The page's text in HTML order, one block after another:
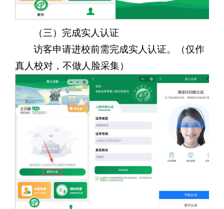
（三）完成实人认证
访客申请进校前需完成实人认证。（仅作
真人校对，不做人脸采集）